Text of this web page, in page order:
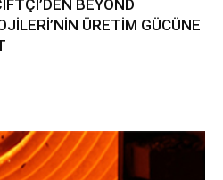
BEYOND
ÜRETİM GÜCÜNE